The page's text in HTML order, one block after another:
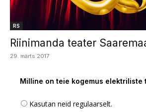
RS
Riinimanda teater
29. märts 2017
Milline on teie kogemus elektriliste
Kasutan neid regulaarselt.